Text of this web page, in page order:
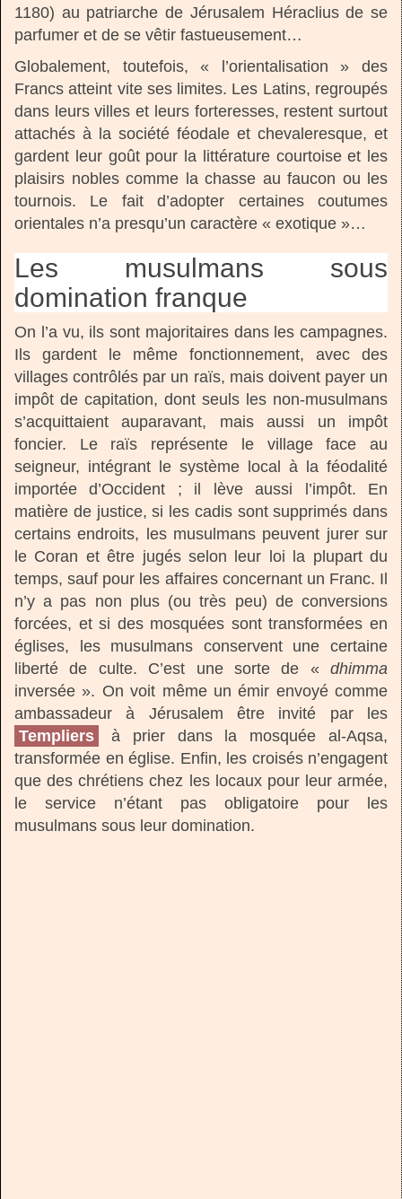
1180) au patriarche de Jérusalem Héraclius de se
parfumer et de se vêtir fastueusement…
Globalement, toutefois, « l’orientalisation » des
Francs atteint vite ses limites. Les Latins, regroupés
dans leurs villes et leurs forteresses, restent surtout
attachés à la société féodale et chevaleresque, et
gardent leur goût pour la littérature courtoise et les
plaisirs nobles comme la chasse au faucon ou les
tournois. Le fait d’adopter certaines coutumes
orientales n’a presqu’un caractère « exotique »…
Les musulmans sous
domination franque
On l’a vu, ils sont majoritaires dans les campagnes.
Ils gardent le même fonctionnement, avec des
villages contrôlés par un raïs, mais doivent payer un
impôt de capitation, dont seuls les non-musulmans
s’acquittaient auparavant, mais aussi un impôt
foncier. Le raïs représente le village face au
seigneur, intégrant le système local à la féodalité
importée d’Occident ; il lève aussi l’impôt. En
matière de justice, si les cadis sont supprimés dans
certains endroits, les musulmans peuvent jurer sur
le Coran et être jugés selon leur loi la plupart du
temps, sauf pour les affaires concernant un Franc. Il
n’y a pas non plus (ou très peu) de conversions
forcées, et si des mosquées sont transformées en
églises, les musulmans conservent une certaine
liberté de culte. C’est une sorte de « dhimma
inversée ». On voit même un émir envoyé comme
ambassadeur à Jérusalem être invité par les
Templiers
à prier dans la mosquée al-Aqsa,
transformée en église. Enfin, les croisés n’engagent
que des chrétiens chez les locaux pour leur armée,
le service n’étant pas obligatoire pour les
musulmans sous leur domination.